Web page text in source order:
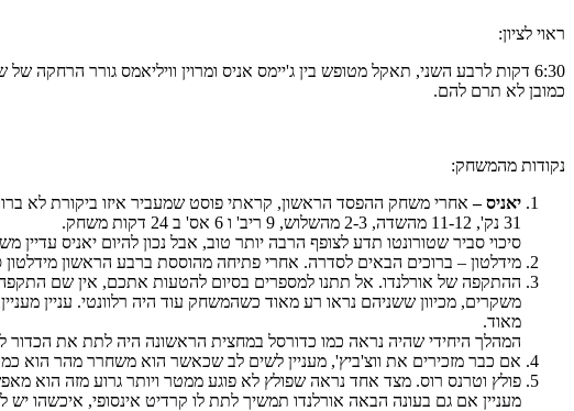
ראוי לציון:
6:30 דקות לרבע השני, תאקל מטופש בין ג'יימס אניס ומרוין וויליאמס גורר
כמובן לא תרם להם.
נקודות מהמשחק:
יאניס –אחרי משחק ההפסד הראשון, קראתי פוסט שמעביר איזו ביקורת לא
31 נק', 11-12 מהשדה, 2-3 מהשלוש, 9 ריב' ו 6 אס' ב 24 דקות משחק.
סיכוי סביר שטורונטו תדע לצופף הרבה יותר טוב, אבל נכון להיום יאניס
מידלטון – ברוכים הבאים לסדרה. אחרי פתיחה מהוססת ברבע הראשון
ההתקפה של אורלנדו. אל תתנו למספרים בסיום להטעות אתכם, אין שם התקפה
משקרים, מכיוון ששניהם נראו רע מאוד כשהמשחק עוד היה רלוונטי. עניין
מאוד.
המהלך היחידי שהיה נראה כמו כדורסל במחצית הראשונה היה לתת את הכדור
אם כבר מזכירים את ווצ'ביץ', מעניין לשים לב שכאשר הוא משחרר מהר הוא
פולץ וטרנס רוס. מצד אחד נראה שפולץ לא פוגע ממטר ויותר גרוע מזה הוא
מעניין אם גם בעונה הבאה אורלנדו תמשיך לתת לו קרדיט אינסופי, איכשהו